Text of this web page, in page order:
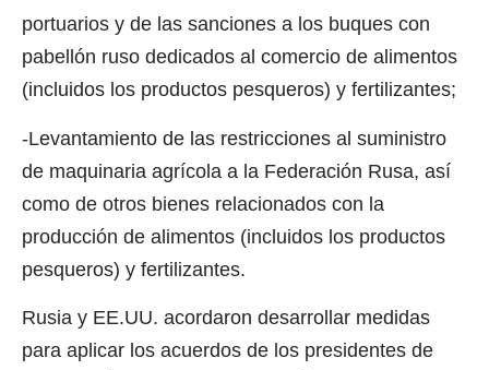
portuarios y de las sanciones a los buques con
pabellón ruso dedicados al comercio de alimentos
(incluidos los productos pesqueros) y fertilizantes;
-Levantamiento de las restricciones al suministro
de maquinaria agrícola a la Federación Rusa, así
como de otros bienes relacionados con la
producción de alimentos (incluidos los productos
pesqueros) y fertilizantes.
Rusia y EE.UU. acordaron desarrollar medidas
para aplicar los acuerdos de los presidentes de